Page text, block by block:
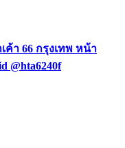
ค้า 66 กรุงเทพ หน้า
@hta6240f